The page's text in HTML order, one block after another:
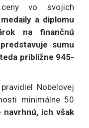
vo svojich
a diplomu
na finančnú
sumu
približne 945-
Nobelovej
minimálne 50
navrhnú, ich však